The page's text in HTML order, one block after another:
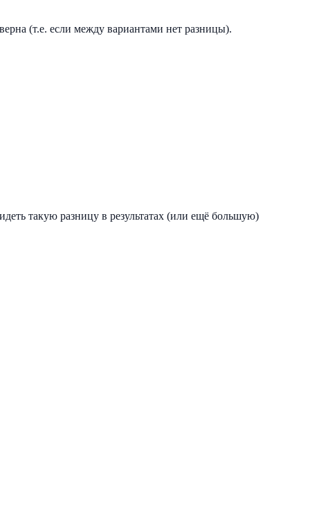
(т.е. если между вариантами нет разницы).
такую разницу в результатах (или ещё большую)